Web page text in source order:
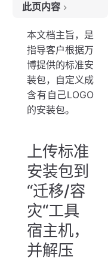
此页内容
隐藏登录页面的LOGO图标以及客服图标
容灾主页面配置
迁移主页面配置
迁移Logo替换说明
由客户安装
本文档主旨，是
指导客户根据万
博提供的标准安
装包，自定义成
含有自己LOGO
的安装包。
上传标准
安装包到
“迁移/容
灾“工具
宿主机，
并解压